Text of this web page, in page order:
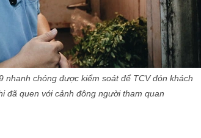
chóng được kiểm soát để TCV đón khách
đã quen với cảnh đông người tham quan